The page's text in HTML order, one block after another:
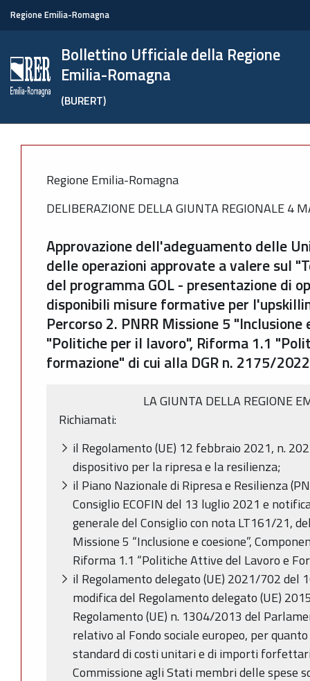
Regione Emilia-Romagna
Bollettino Ufficiale della Regione
Emilia-Romagna
(BURERT)
Regione Emilia-Romagna
DELIBERAZIONE DELLA GIUNTA REGIONALE 4
Approvazione dell'adeguamento delle
delle operazioni approvate a valere sul
del programma GOL - presentazione di
disponibili misure formative per
Percorso 2. PNRR Missione 5 "Inclusione
"Politiche per il lavoro", Riforma 1.1
formazione" di cui alla DGR n. 2175/2022
LA GIUNTA DELLA REGIONE
Richiamati:
il Regolamento (UE) 12 febbraio 2021, n.
dispositivo per la ripresa e la resilienza;
il Piano Nazionale di Ripresa e Resilienza
Consiglio ECOFIN del 13 luglio 2021 e
generale del Consiglio con nota LT161/21,
Missione 5 “Inclusione e coesione”,
Riforma 1.1 “Politiche Attive del Lavoro e
il Regolamento delegato (UE) 2021/702 del
modifica del Regolamento delegato (UE)
Regolamento (UE) n. 1304/2013 del
relativo al Fondo sociale europeo, per
standard di costi unitari e di importi
Commissione agli Stati membri delle spese